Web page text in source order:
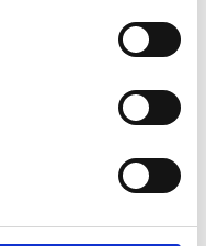
suo SUV Peaq